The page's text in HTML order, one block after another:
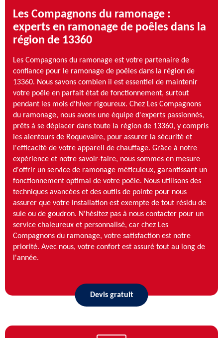
Les Compagnons du ramonage :
experts en ramonage de poêles dans la
région de 13360
Les Compagnons du ramonage est votre partenaire de
confiance pour le ramonage de poêles dans la région de
13360. Nous savons combien il est essentiel de maintenir
votre poêle en parfait état de fonctionnement, surtout
pendant les mois d'hiver rigoureux. Chez Les Compagnons
du ramonage, nous avons une équipe d'experts passionnés,
prêts à se déplacer dans toute la région de 13360, y compris
les alentours de Roquevaire, pour assurer la sécurité et
l'efficacité de votre appareil de chauffage. Grâce à notre
expérience et notre savoir-faire, nous sommes en mesure
d'offrir un service de ramonage méticuleux, garantissant un
fonctionnement optimal de votre poêle. Nous utilisons des
techniques avancées et des outils de pointe pour nous
assurer que votre installation est exempte de tout résidu de
suie ou de goudron. N'hésitez pas à nous contacter pour un
service chaleureux et personnalisé, car chez Les
Compagnons du ramonage, votre satisfaction est notre
priorité. Avec nous, votre confort est assuré tout au long de
l'année.
Devis gratuit